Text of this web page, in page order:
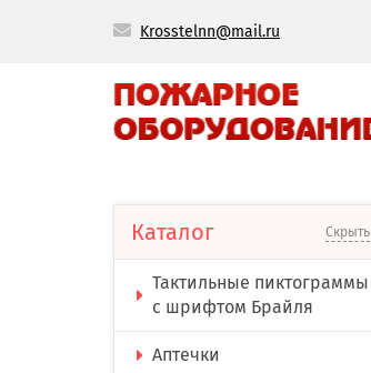
Krosstelnn@mail.ru
Каталог Скрыть
Тактильные пиктограммы
с шрифтом Брайля
Аптечки